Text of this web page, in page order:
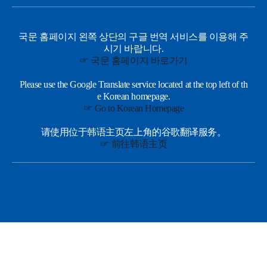
국문 홈페이지 왼쪽 상단의 구글 번역 서비스를 이용해 주
시기 바랍니다.
☞ 국문 홈페이지 바로가기
Please use the Google Translate service located at the top left of th
e Korean homepage.
☞ Go to Korean Homepage
请使用位于韩语主页左上角的谷歌翻译服务。
☞ 前往韩语主页